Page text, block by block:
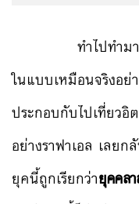
ทำไปทำมา แก
ในแบบเหมือนจริงอย่
ประกอบกับไปเที่ยว
อย่างราฟาเอล เลย
ยุคนี้ถูกเรียกว่ายุคคลา